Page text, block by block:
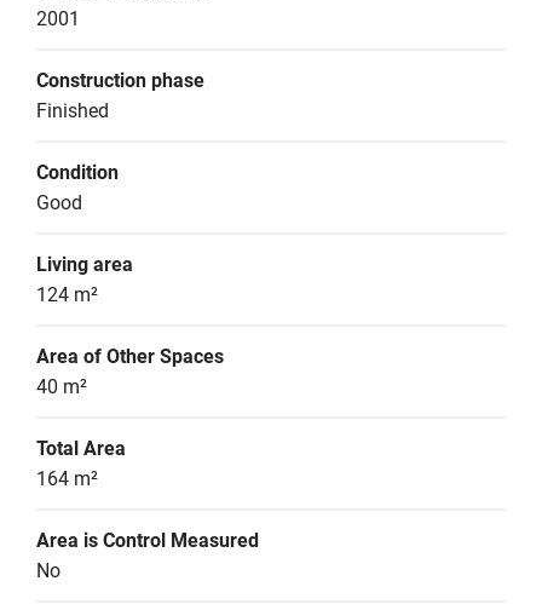
2001
Construction phase
Finished
Condition
Good
Living area
124 m²
Area of Other Spaces
40 m²
Total Area
164 m²
Area is Control Measured
No